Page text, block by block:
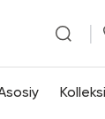
Asosiy